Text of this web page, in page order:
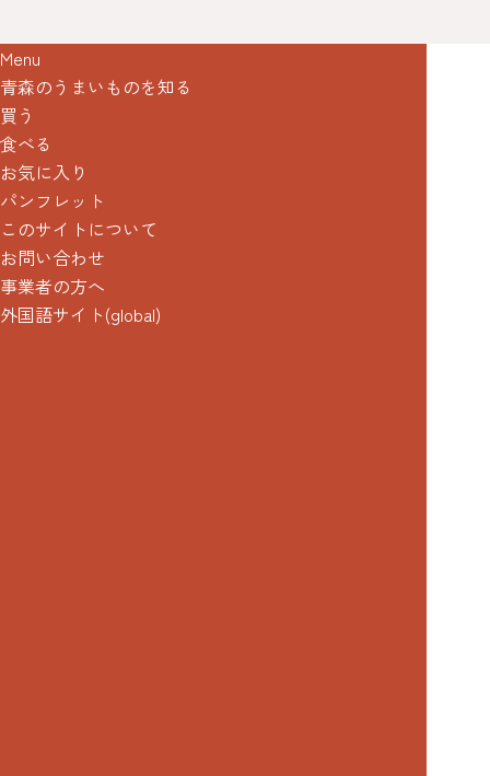
Menu
青森のうまいものを知る
買う
食べる
お気に入り
パンフレット
このサイトについて
お問い合わせ
事業者の方へ
外国語サイト(global)